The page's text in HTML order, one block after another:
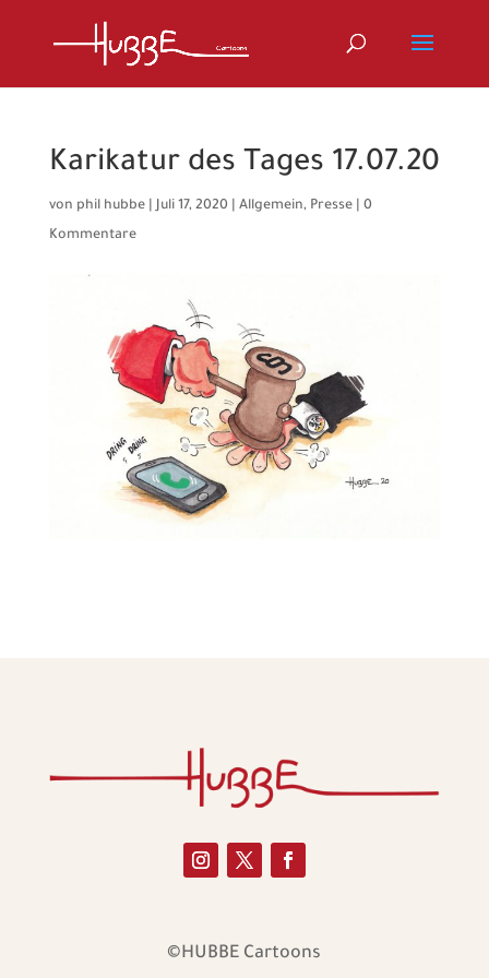
Karikatur des Tages 17.07.20
von phil hubbe|Juli 17, 2020| Allgemein, Presse| 0
Kommentare
©HUBBE Cartoons